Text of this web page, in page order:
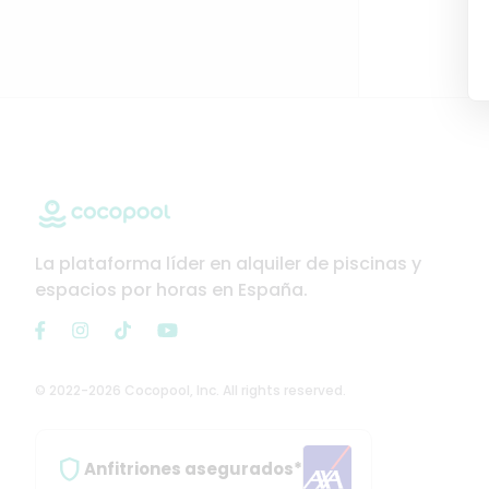
La plataforma líder en alquiler de piscinas y
espacios por horas en España.
© 2022-2026 Cocopool, Inc. All rights reserved.
Anfitriones asegurados*